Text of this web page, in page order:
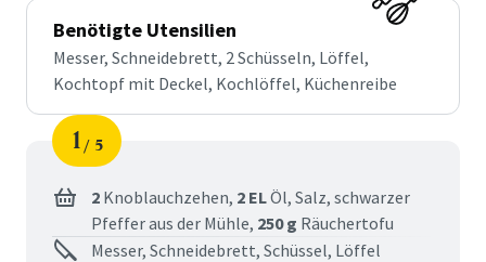
Benötigte Utensilien
Messer, Schneidebrett, 2 Schüsseln, Löffel,
Kochtopf mit Deckel, Kochlöffel, Küchenreibe
Schritt
1
von
5
2 Knoblauchzehen, 2 ELÖl, Salz, schwarzer
Pfeffer aus der Mühle, 250 g Räuchertofu
Messer, Schneidebrett, Schüssel, Löffel